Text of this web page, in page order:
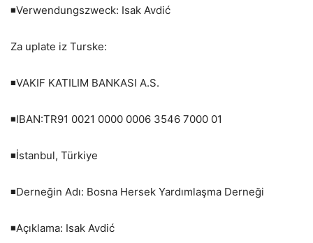
◾️Verwendungszweck: Isak Avdić
Za uplate iz Turske:
◾️VAKIF KATILIM BANKASI A.S.
◾️IBAN:TR91 0021 0000 0006 3546 7000 01
◾️İstanbul, Türkiye
◾️Derneğin Adı: Bosna Hersek Yardımlaşma Derneği
◾️Açıklama: Isak Avdić